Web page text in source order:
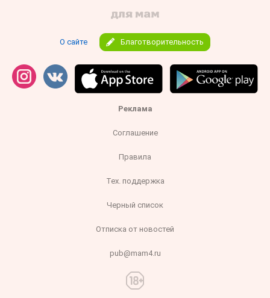
О сайте Благотворительность
Реклама
Соглашение
Правила
Тех. поддержка
Черный список
Отписка от новостей
pub@mam4.ru